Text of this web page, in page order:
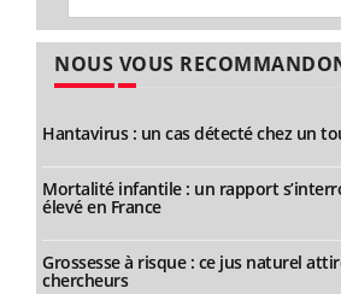
NOUS VOUS
Hantavirus : un cas détecté chez un
Mortalité infantile : un rapport
élevé en France
Grossesse à risque : ce jus naturel
chercheurs